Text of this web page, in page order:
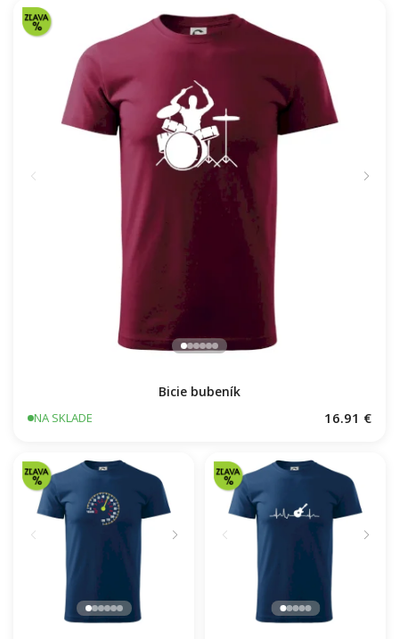
Bicie bubeník
NA SKLADE 16.91 €